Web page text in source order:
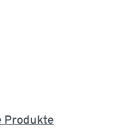
Produkte